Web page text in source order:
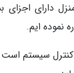
دارای
نموده ایم.
سیستم است